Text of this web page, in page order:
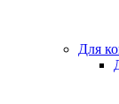
Для